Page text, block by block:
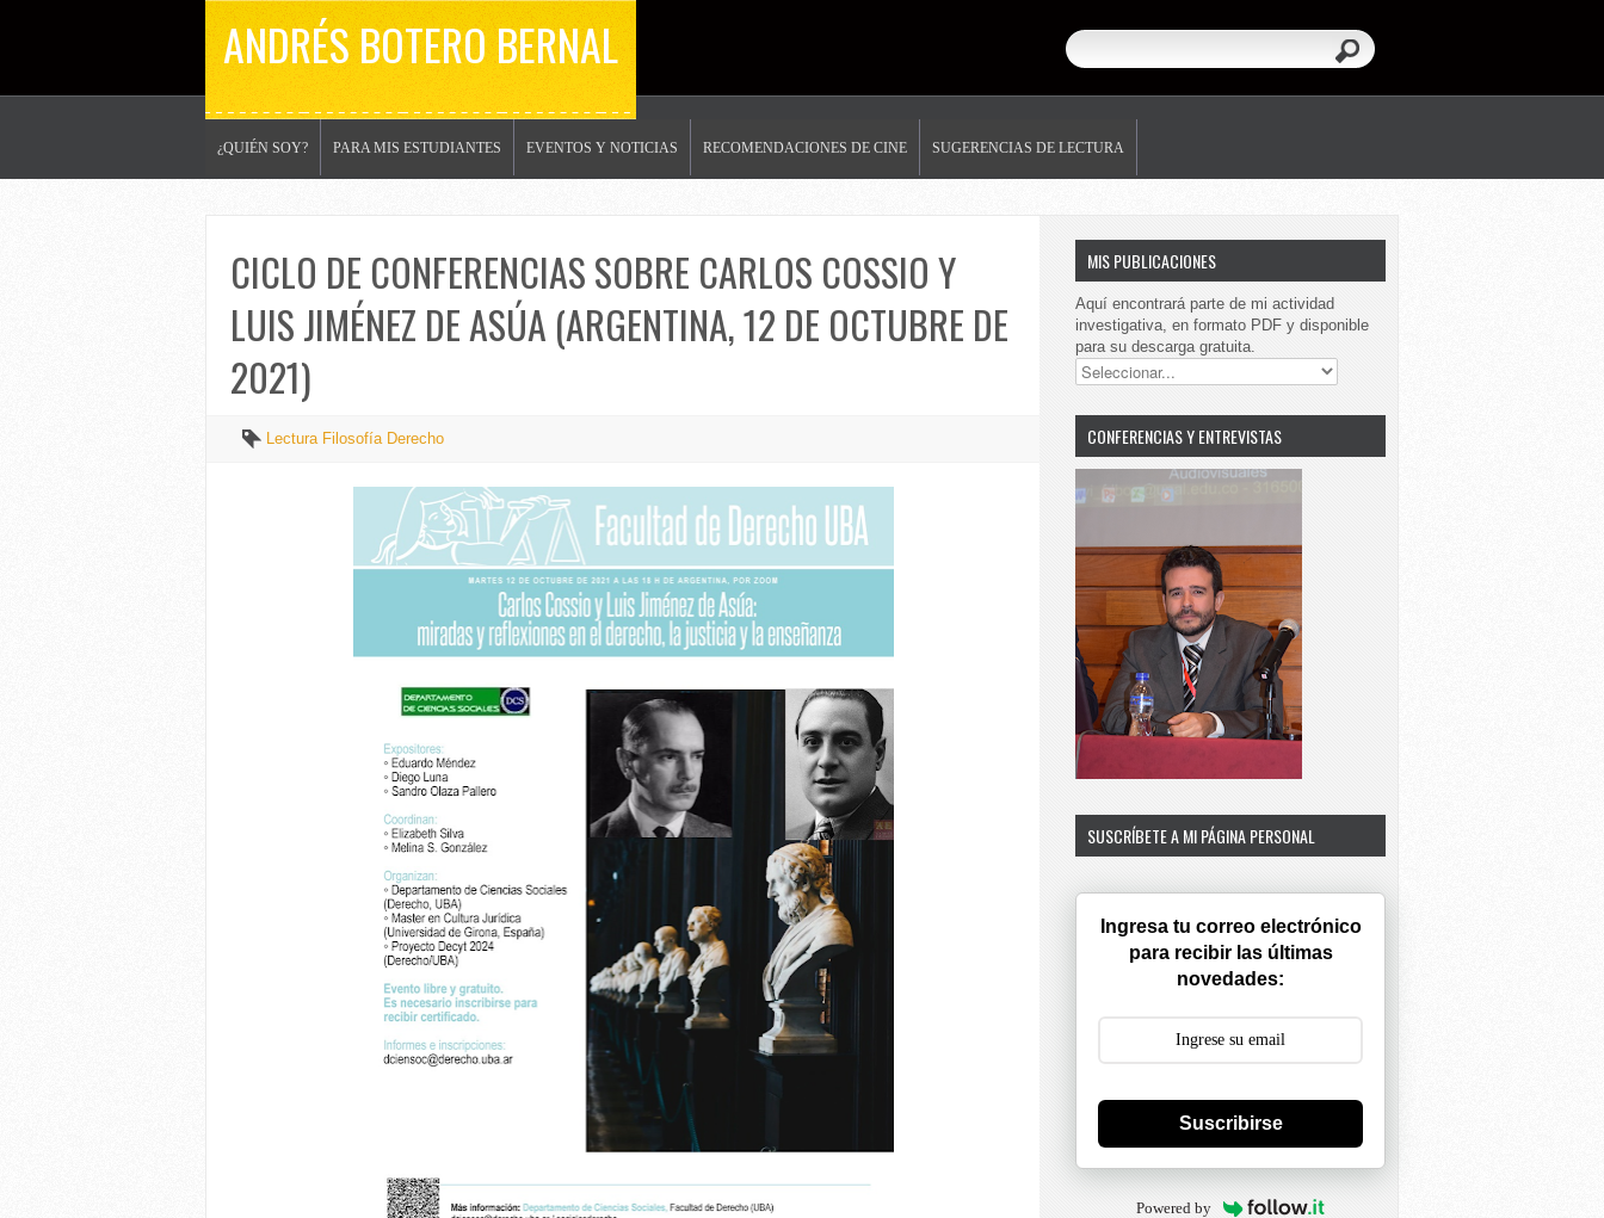
ANDRÉS BOTERO BERNAL
¿QUIÉN SOY? PARA MIS ESTUDIANTES EVENTOS Y NOTICIAS RECOMENDACIONES DE CINE SUGERENCIAS DE LECTURA
CICLO DE CONFERENCIAS SOBRE CARLOS COSSIO Y
LUIS JIMÉNEZ DE ASÚA (ARGENTINA, 12 DE OCTUBRE DE
2021)
Lectura Filosofía Derecho
MIS PUBLICACIONES
Aquí encontrará parte de mi actividad
investigativa, en formato PDF y disponible
para su descarga gratuita.
CONFERENCIAS Y ENTREVISTAS
SUSCRÍBETE A MI PÁGINA PERSONAL
Ingresa tu correo electrónico
para recibir las últimas
novedades:
Suscribirse
Powered by